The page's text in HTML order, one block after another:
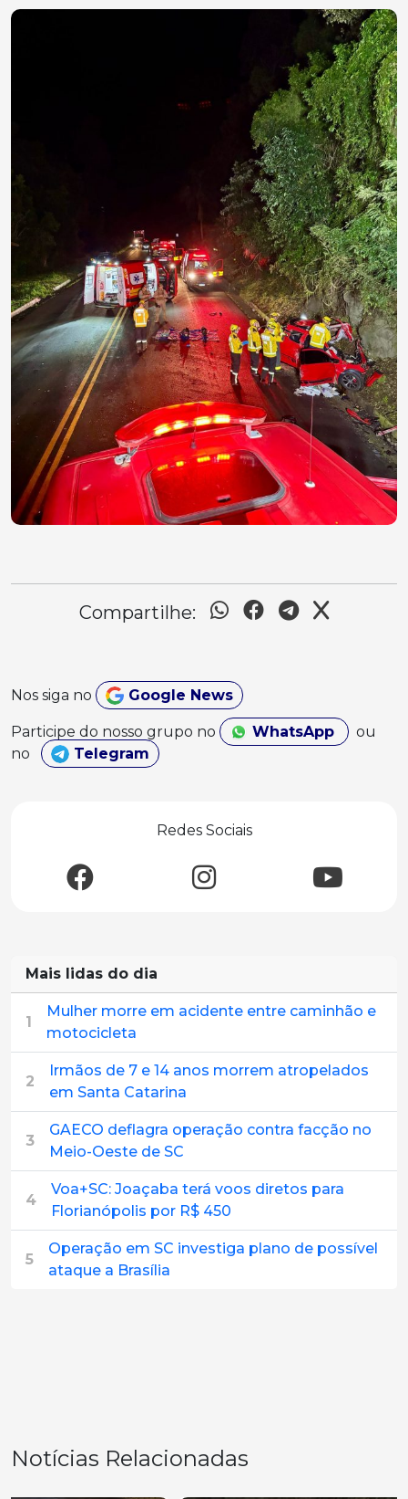
Compartilhe:
Nos siga no Google News
Participe do nosso grupo no WhatsApp
ou
no
Telegram
Redes Sociais
Mais lidas do dia
1
Mulher morre em acidente entre caminhão e
motocicleta
2
Irmãos de 7 e 14 anos morrem atropelados
em Santa Catarina
3
GAECO deflagra operação contra facção no
Meio-Oeste de SC
4
Voa+SC: Joaçaba terá voos diretos para
Florianópolis por R$ 450
5
Operação em SC investiga plano de possível
ataque a Brasília
Notícias Relacionadas